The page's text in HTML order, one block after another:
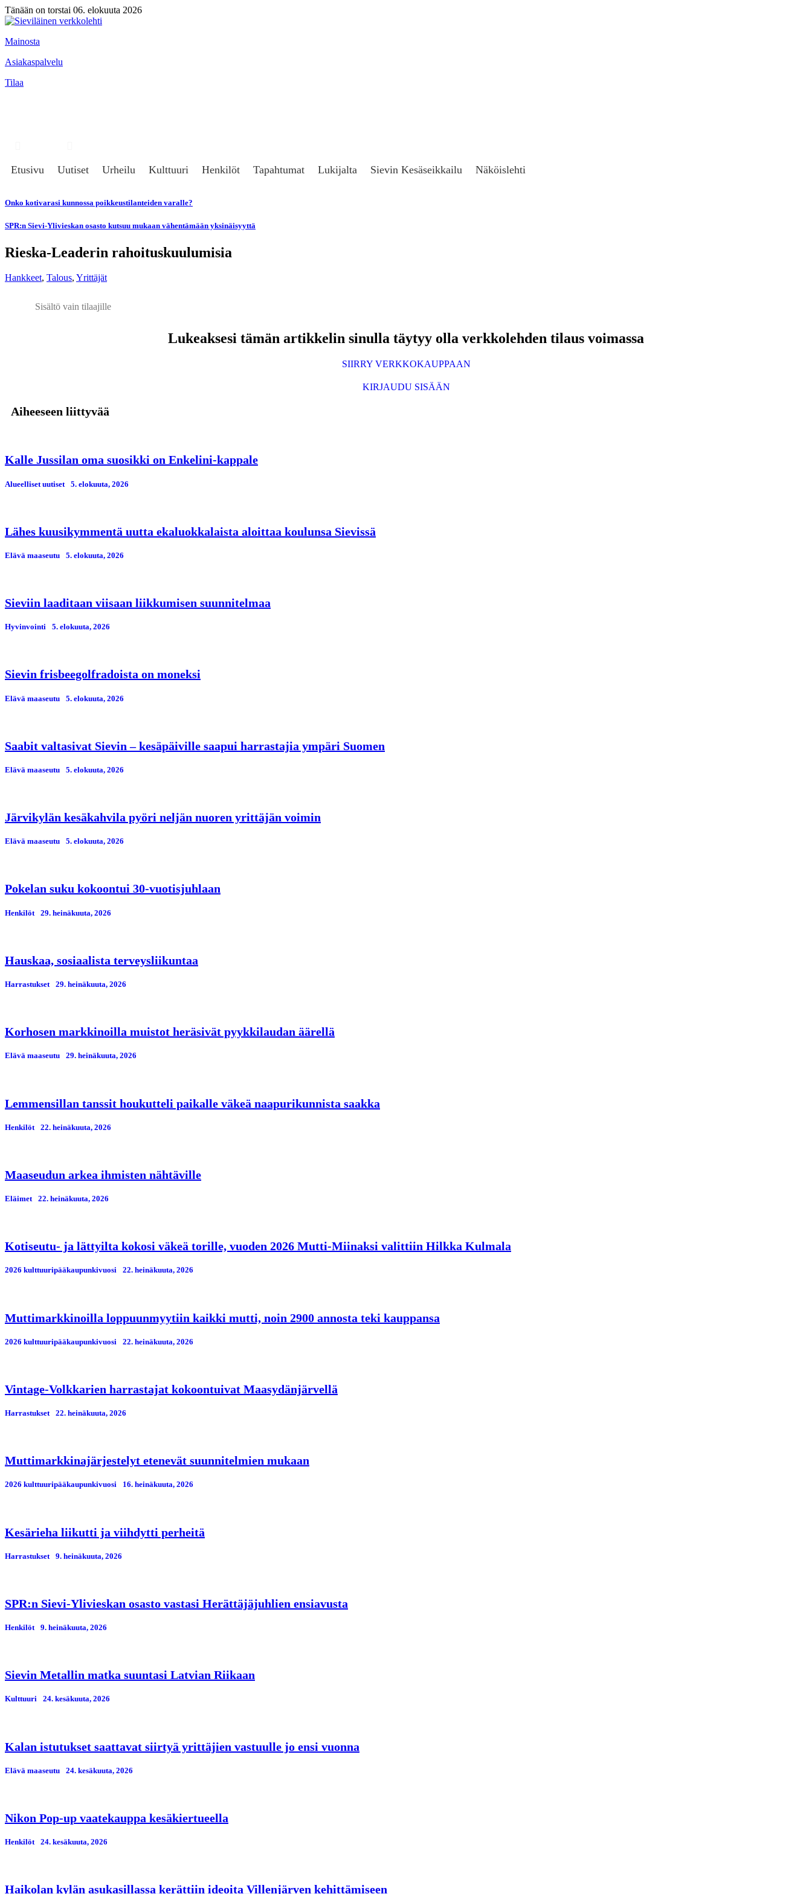
Tänään on torstai 06. elokuuta 2026
Mainosta
Asiakaspalvelu
Tilaa
Etusivu Uutiset Urheilu Kulttuuri Henkilöt Tapahtumat Lukijalta Sievin Kesäseikkailu Näköislehti
Onko kotivarasi kunnossa poikkeustilanteiden varalle?
SPR:n Sievi-Ylivieskan osasto kutsuu mukaan vähentämään yksinäisyyttä
Rieska-Leaderin rahoituskuulumisia
Hankkeet, Talous, Yrittäjät
Sisältö vain tilaajille
Lukeaksesi tämän artikkelin sinulla täytyy olla verkkolehden tilaus voimassa
SIIRRY VERKKOKAUPPAAN
KIRJAUDU SISÄÄN
Aiheeseen liittyvää
Kalle Jussilan oma suosikki on Enkelini-kappale
Alueelliset uutiset 5. elokuuta, 2026
Lähes kuusikymmentä uutta ekaluokkalaista aloittaa koulunsa Sievissä
Elävä maaseutu 5. elokuuta, 2026
Sieviin laaditaan viisaan liikkumisen suunnitelmaa
Hyvinvointi 5. elokuuta, 2026
Sievin frisbeegolfradoista on moneksi
Elävä maaseutu 5. elokuuta, 2026
Saabit valtasivat Sievin – kesäpäiville saapui harrastajia ympäri Suomen
Elävä maaseutu 5. elokuuta, 2026
Järvikylän kesäkahvila pyöri neljän nuoren yrittäjän voimin
Elävä maaseutu 5. elokuuta, 2026
Pokelan suku kokoontui 30-vuotisjuhlaan
Henkilöt 29. heinäkuuta, 2026
Hauskaa, sosiaalista terveysliikuntaa
Harrastukset 29. heinäkuuta, 2026
Korhosen markkinoilla muistot heräsivät pyykkilaudan äärellä
Elävä maaseutu 29. heinäkuuta, 2026
Lemmensillan tanssit houkutteli paikalle väkeä naapurikunnista saakka
Henkilöt 22. heinäkuuta, 2026
Maaseudun arkea ihmisten nähtäville
Eläimet 22. heinäkuuta, 2026
Kotiseutu- ja lättyilta kokosi väkeä torille, vuoden 2026 Mutti-Miinaksi valittiin Hilkka Kulmala
2026 kulttuuripääkaupunkivuosi 22. heinäkuuta, 2026
Muttimarkkinoilla loppuunmyytiin kaikki mutti, noin 2900 annosta teki kauppansa
2026 kulttuuripääkaupunkivuosi 22. heinäkuuta, 2026
Vintage-Volkkarien harrastajat kokoontuivat Maasydänjärvellä
Harrastukset 22. heinäkuuta, 2026
Muttimarkkinajärjestelyt etenevät suunnitelmien mukaan
2026 kulttuuripääkaupunkivuosi 16. heinäkuuta, 2026
Kesärieha liikutti ja viihdytti perheitä
Harrastukset 9. heinäkuuta, 2026
SPR:n Sievi-Ylivieskan osasto vastasi Herättäjäjuhlien ensiavusta
Henkilöt 9. heinäkuuta, 2026
Sievin Metallin matka suuntasi Latvian Riikaan
Kulttuuri 24. kesäkuuta, 2026
Kalan istutukset saattavat siirtyä yrittäjien vastuulle jo ensi vuonna
Elävä maaseutu 24. kesäkuuta, 2026
Nikon Pop-up vaatekauppa kesäkiertueella
Henkilöt 24. kesäkuuta, 2026
Haikolan kylän asukasillassa kerättiin ideoita Villenjärven kehittämiseen